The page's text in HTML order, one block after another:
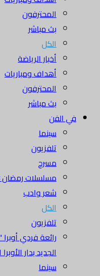
المحترفون
بث مباشر
الكل
أخبار الرياضة
أهداف ومباريات
المحترفون
بث مباشر
في الفن
سينما
تلفزيون
مسرح
مسلسلات رمضان 2018
شعر وادب
الكل
تلفزيون
رائعة فردي
الجديد بدار
سينما